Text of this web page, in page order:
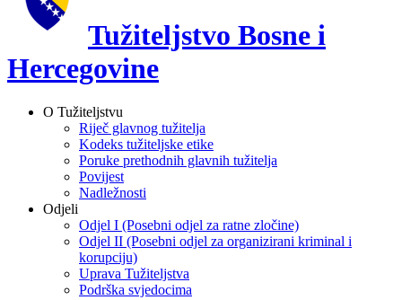
Tužiteljstvo Bosne i
Hercegovine
O Tužiteljstvu
Riječ glavnog tužitelja
Kodeks tužiteljske etike
Poruke prethodnih glavnih tužitelja
Povijest
Nadležnosti
Odjeli
Odjel I (Posebni odjel za ratne zločine)
Odjel II (Posebni odjel za organizirani kriminal i
korupciju)
Uprava Tužiteljstva
Podrška svjedocima